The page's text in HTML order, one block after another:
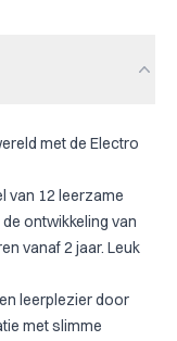
met de Electro
van 12 leerzame
ontwikkeling van
vanaf 2 jaar. Leuk
leerplezier door
met slimme